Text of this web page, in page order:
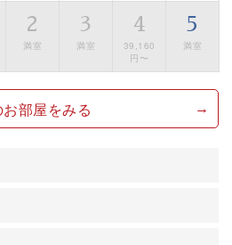
な源泉、自然の恵みあるお食
部屋、 大人のたしなみを感じて
れる宿で贅沢に幸せのときを安
2
満室
3
満室
4
39,160
円〜
5
満室
部屋をみる